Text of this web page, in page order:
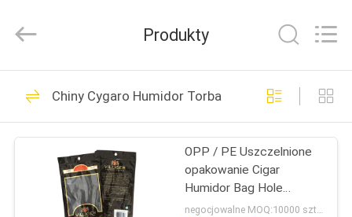
DOM
PRODUKTY
POKAZ
Industrial
Rights
Developed
Worek foliowy do
pakowania
65
Produkty
Chiny Cygaro Humidor Torba
OPP / PE Uszczelnione
opakowanie Cigar
Humidor Bag Hole
Dia8mm Z okienkiem
negocjowalne MOQ:10000 sztuk